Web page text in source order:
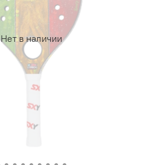
Нет в наличии